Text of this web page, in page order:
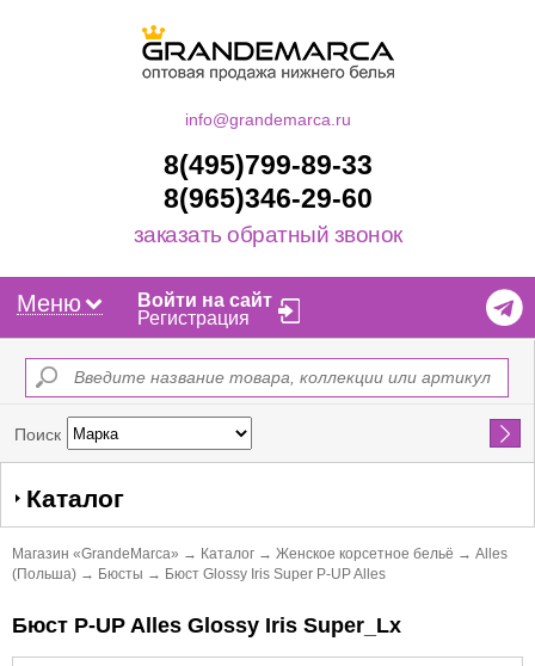
info@grandemarca.ru
8(495)799-89-33
8(965)346-29-60
заказать обратный звонок
Меню
Войти на сайт
Регистрация
Поиск Найти
Каталог
Магазин «GrandeMarca» → Каталог → Женское корсетное бельё → Alles
(Польша) → Бюсты → Бюст Glossy Iris Super P-UP Alles
Бюст P-UP Alles Glossy Iris Super_Lx